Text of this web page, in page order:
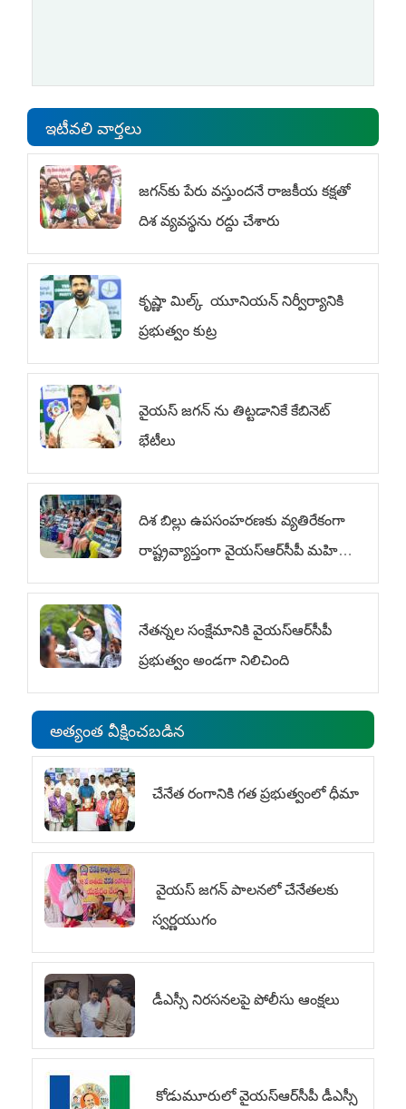
ఇటీవలి వార్తలు
జగన్‌కు పేరు వస్తుందనే రాజకీయ కక్షతో
దిశ వ్య‌వ‌స్థ‌ను రద్దు చేశారు
కృష్ణా మిల్క్‌ యూనియన్‌ నిర్వీర్యానికి
ప్రభుత్వం కుట్ర
వైయ‌స్ జగన్‌ ను తిట్టడానికే కేబినెట్‌
భేటీలు
దిశ బిల్లు ఉపసంహరణకు వ్యతిరేకంగా
రాష్ట్రవ్యాప్తంగా వైయ‌స్ఆర్‌సీపీ మహిళా
విభాగం ఆందోళనలు
నేతన్నల సంక్షేమానికి వైయ‌స్ఆర్‌సీపీ
ప్రభుత్వం అండగా నిలిచింది
అత్యంత వీక్షించబడిన
చేనేత రంగానికి గత ప్రభుత్వంలో ధీమా
వైయ‌స్ జగన్ పాలనలో చేనేతలకు
స్వర్ణయుగం
డీఎస్సీ నిరసనలపై పోలీసు ఆంక్షలు
కోడుమూరులో వైయ‌స్ఆర్‌సీపీ డీఎస్సీ